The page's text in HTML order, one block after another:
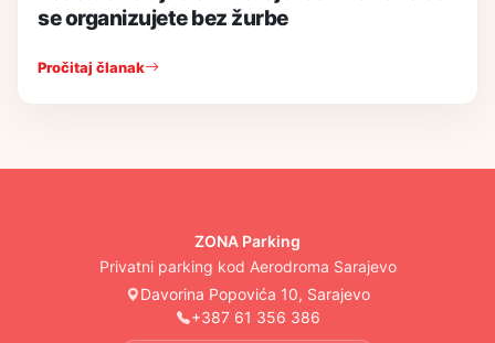
se organizujete bez žurbe
Pročitaj članak
ZONA Parking
Privatni parking kod Aerodroma Sarajevo
Davorina Popovića 10, Sarajevo
+387 61 356 386